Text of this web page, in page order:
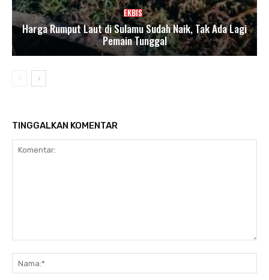
EKBIS
Harga Rumput Laut di Sulamu Sudah Naik, Tak Ada Lagi
Pemain Tunggal
TINGGALKAN KOMENTAR